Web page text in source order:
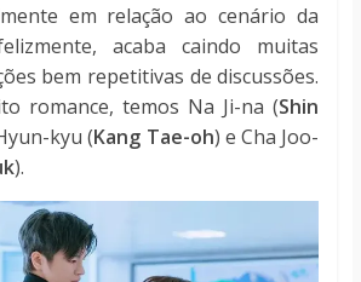
em relação ao cenário da
acaba caindo muitas
bem repetitivas de discussões.
romance, temos Na Ji-na (Shin
kyu (Kang Tae-oh) e Cha Joo-
).